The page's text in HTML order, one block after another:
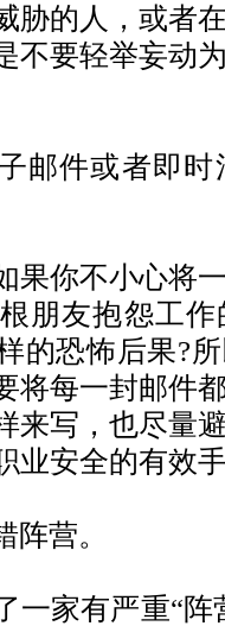
胁的人，或者
不要轻举妄动
子邮件或者即
你不小心将一
朋友抱怨工
的恐怖后果?
将每一封邮件
来写，也尽量
业安全的有效
阵营。
家有严重“阵